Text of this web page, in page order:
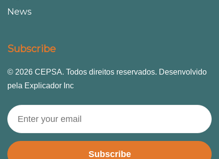
News
Subscribe
© 2026 CEPSA. Todos direitos reservados. Desenvolvido
pela Explicador Inc
Subscribe